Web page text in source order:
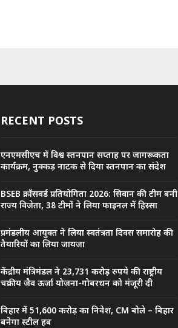
RECENT POSTS
एनएमसीएच में विश्व स्तनपान सप्ताह पर जागरूकता
कार्यक्रम, नुक्कड़ नाटक से दिया स्तनपान का संदेश
BSEB क्रॉसवर्ड प्रतियोगिता 2026: सिवान की टीम बनी
राज्य विजेता, 38 टीमों ने लिया फाइनल में हिस्सा
प्रमंडलीय आयुक्त ने लिया स्वतंत्रता दिवस समारोह की
तैयारियों का लिया जायजा
केंद्रीय मंत्रिमंडल ने 23,731 करोड़ रुपये की राष्ट्रीय
चक्रीय जैव ऊर्जा योजना-गोबरधन को मंजूरी दी
बिहार में 51,600 करोड़ का निवेश, CM बोले – बिहार
बनेगा स्टील हब